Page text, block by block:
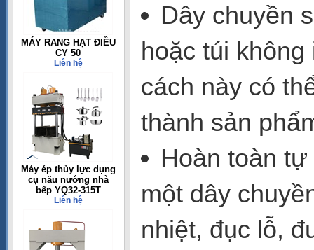
MÁY RANG HẠT ĐIỀU
CY 50
Liên hệ
Máy ép thủy lực dụng
cụ nấu nướng nhà
bếp YQ32-315T
Liên hệ
Dây chuyền
hoặc túi
cách này có
thành sản
Hoàn toàn
một dây
nhiệt, đục lỗ,